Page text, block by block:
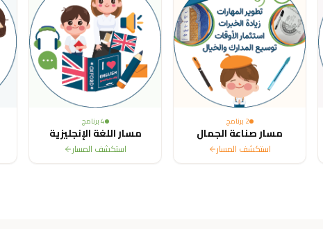
2 برنامج
مسار صناعة الجمال
استكشف المسار
4برنامج
مسار اللغة الإنجليزية
استكشف المسار